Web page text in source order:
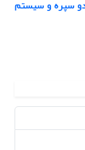
دو سپره و سیستم